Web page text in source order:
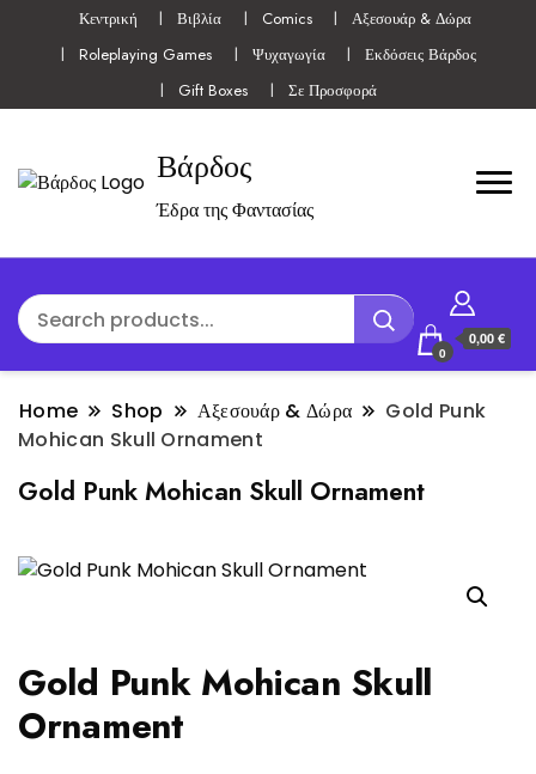
Κεντρική Βιβλία Comics
Αξεσουάρ & Δώρα
Roleplaying Games
Ψυχαγωγία
Εκδόσεις Βάρδος
Gift Boxes
Σε Προσφορά
Βάρδος
Έδρα της Φαντασίας
0
0,00 €
Home Shop Αξεσουάρ & Δώρα
Gold Punk
Mohican Skull Ornament
Gold Punk Mohican Skull Ornament
Gold Punk Mohican Skull
Ornament